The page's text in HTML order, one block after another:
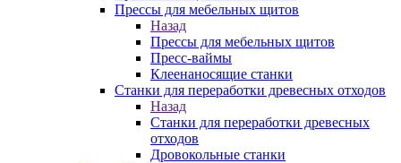
Прессы для мебельных щитов
Назад
Прессы для мебельных щитов
Пресс-ваймы
Клеенаносящие станки
Станки для переработки древесных отходов
Назад
Станки для переработки древесных
отходов
Дровокольные станки